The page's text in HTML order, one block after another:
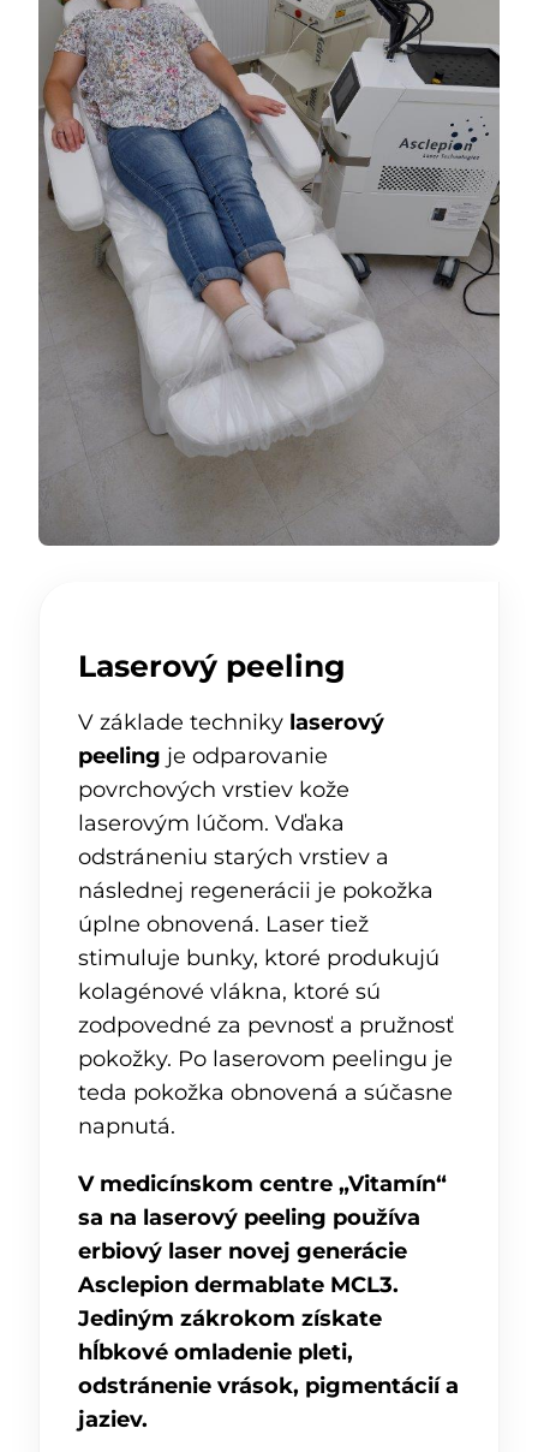
Laserový peeling
V základe techniky laserový
peeling je odparovanie
povrchových vrstiev kože
laserovým lúčom. Vďaka
odstráneniu starých vrstiev a
následnej regenerácii je pokožka
úplne obnovená. Laser tiež
stimuluje bunky, ktoré produkujú
kolagénové vlákna, ktoré sú
zodpovedné za pevnosť a pružnosť
pokožky. Po laserovom peelingu je
teda pokožka obnovená a súčasne
napnutá.
V medicínskom centre „Vitamín“
sa na laserový peeling používa
erbiový laser novej generácie
Asclepion dermablate MCL3.
Jediným zákrokom získate
hĺbkové omladenie pleti,
odstránenie vrások, pigmentácií a
jaziev.